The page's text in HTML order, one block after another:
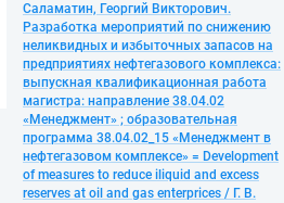
Саламатин, Георгий Викторович.
Разработка мероприятий по снижению
неликвидных и избыточных запасов на
предприятиях нефтегазового комплекса:
выпускная квалификационная работа
магистра: направление 38.04.02
«Менеджмент» ; образовательная
программа 38.04.02_15 «Менеджмент в
нефтегазовом комплексе» = Development
of measures to reduce iliquid and excess
reserves at oil and gas enterprices / Г. В.